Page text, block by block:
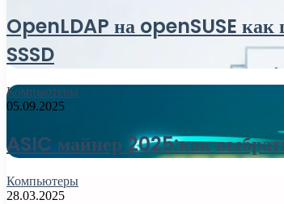
OpenLDAP на openSUSE как
SSSD
Компьютеры
05.09.2025
ASIC майнер 2025:как
Компьютеры
28.03.2025